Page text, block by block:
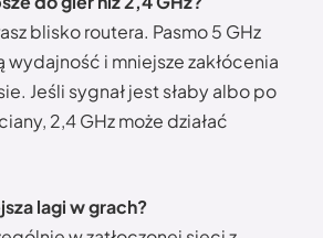
blisko routera. Pasmo 5 GHz
wydajność i mniejsze zakłócenia
Jeśli sygnał jest słaby albo po
2,4 GHz może działać
lagi w grach?